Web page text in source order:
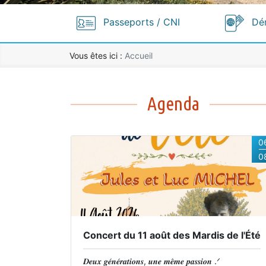
Passeports / CNI
Vous êtes ici : Accueil
Agenda
Concert du 11 août des Mardis de l'Été
𝑫𝒆𝒖𝒙 𝒈𝒆́𝒏𝒆́𝒓𝒂𝒕𝒊𝒐𝒏𝒔, 𝒖𝒏𝒆 𝒎𝒆̂𝒎𝒆 𝒑𝒂𝒔𝒔𝒊𝒐𝒏 .ᐟ